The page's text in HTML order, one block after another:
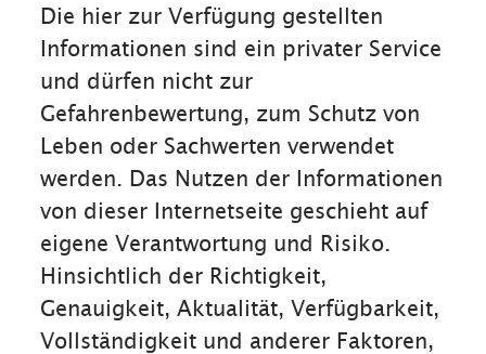
Die hier zur Verfügung gestellten
Informationen sind ein privater Service
und dürfen nicht zur
Gefahrenbewertung, zum Schutz von
Leben oder Sachwerten verwendet
werden. Das Nutzen der Informationen
von dieser Internetseite geschieht auf
eigene Verantwortung und Risiko.
Hinsichtlich der Richtigkeit,
Genauigkeit, Aktualität, Verfügbarkeit,
Vollständigkeit und anderer Faktoren,